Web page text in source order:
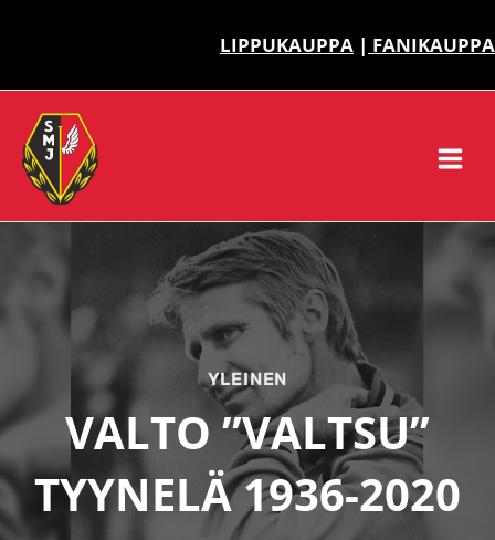
LIPPUKAUPPA | FANIKAUPPA
YLEINEN
VALTO ”VALTSU”
TYYNELÄ 1936-2020